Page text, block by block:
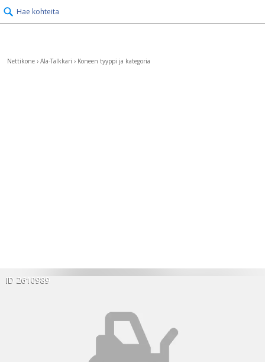
Hae kohteita
Nettikone › Ala-Talkkari › Koneen tyyppi ja kategoria
ID 2610989